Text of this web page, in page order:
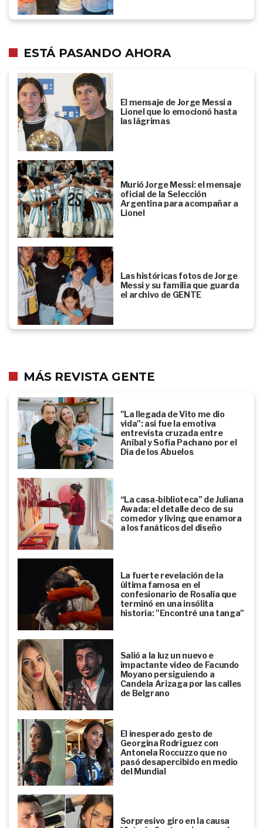
ESTÁ PASANDO AHORA
El mensaje de Jorge Messi a
Lionel que lo emocionó hasta
las lágrimas
Murió Jorge Messi: el mensaje
oficial de la Selección
Argentina para acompañar a
Lionel
Las históricas fotos de Jorge
Messi y su familia que guarda
el archivo de GENTE
MÁS REVISTA GENTE
"La llegada de Vito me dio
vida": así fue la emotiva
entrevista cruzada entre
Aníbal y Sofía Pachano por el
Día de los Abuelos
“La casa-biblioteca” de Juliana
Awada: el detalle deco de su
comedor y living que enamora
a los fanáticos del diseño
La fuerte revelación de la
última famosa en el
confesionario de Rosalía que
terminó en una insólita
historia: "Encontré una tanga"
Salió a la luz un nuevo e
impactante video de Facundo
Moyano persiguiendo a
Candela Arizaga por las calles
de Belgrano
El inesperado gesto de
Georgina Rodríguez con
Antonela Roccuzzo que no
pasó desapercibido en medio
del Mundial
Sorpresivo giro en la causa